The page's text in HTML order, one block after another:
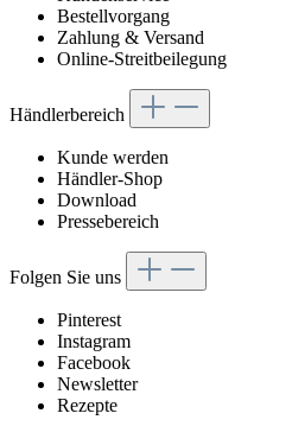
Bestellvorgang
Zahlung & Versand
Online-Streitbeilegung
Händlerbereich
Kunde werden
Händler-Shop
Download
Pressebereich
Folgen Sie uns
Pinterest
Instagram
Facebook
Newsletter
Rezepte